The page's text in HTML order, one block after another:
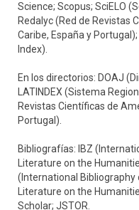
Science; Scopus; SciELO
Redalyc (Red de Revistas
Caribe, España y
Index).
En los directorios: DOAJ
LATINDEX (Sistema
Revistas Científicas de
Portugal).
Bibliografías: IBZ
Literature on the
(International Bibliography
Literature on the
Scholar; JSTOR.